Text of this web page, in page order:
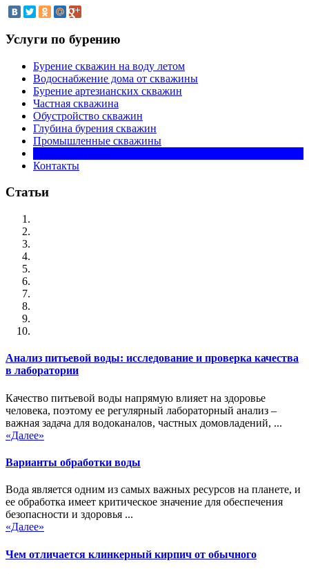
Услуги по бурению
Бурение скважин на воду летом
Водоснабжение дома от скважины
Бурение артезианских скважин
Частная скважина
Обустройство скважин
Глубина бурения скважин
Промышленные скважины
Контакты
Статьи
Анализ питьевой воды: исследование и проверка качества
в лаборатории
Качество питьевой воды напрямую влияет на здоровье
человека, поэтому ее регулярный лабораторный анализ –
важная задача для водоканалов, частных домовладений, ...
«Далее»
Варианты обработки воды
Вода является одним из самых важных ресурсов на планете, и
ее обработка имеет критическое значение для обеспечения
безопасности и здоровья ...
«Далее»
Чем отличается клинкерный кирпич от обычного